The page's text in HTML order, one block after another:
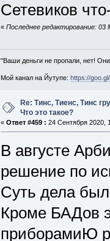
Сетевиков
« Последнее редактирование:
"Ваши деньги не пропали, нет!
Мой канал на Йутупе: https://
Re: Тинс, Тиенс, Тинс
Что это такое?
« Ответ #459 : 24 Сентября 2020,
В августе
решение по
Суть дела
Кроме БАДов
приборамиЮ